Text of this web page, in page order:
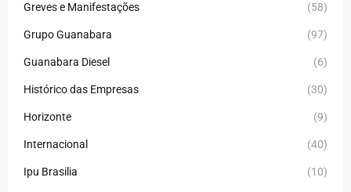
Greves e Manifestações (58)
Grupo Guanabara (97)
Guanabara Diesel (6)
Histórico das Empresas (30)
Horizonte (9)
Internacional (40)
Ipu Brasilia (10)